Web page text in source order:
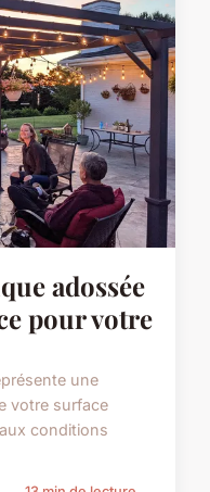
adossée
pour votre
une
votre surface
conditions